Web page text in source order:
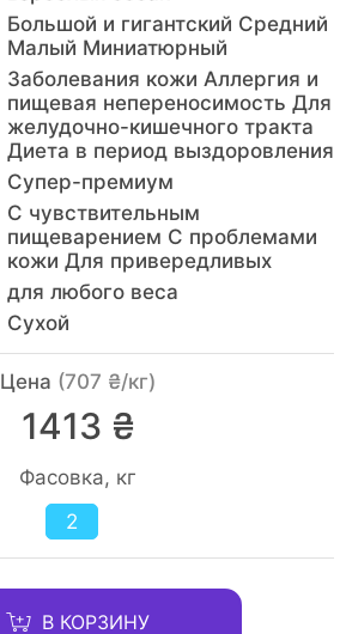
Большой и гигантский Средний
Малый Миниатюрный
Заболевания кожи Аллергия и
пищевая непереносимость Для
желудочно-кишечного тракта
Диета в период выздоровления
Супер-премиум
С чувствительным
пищеварением С проблемами
кожи Для привередливых
для любого веса
Сухой
Цена (707 ₴/кг)
1413 ₴
Фасовка, кг
2
В КОРЗИНУ